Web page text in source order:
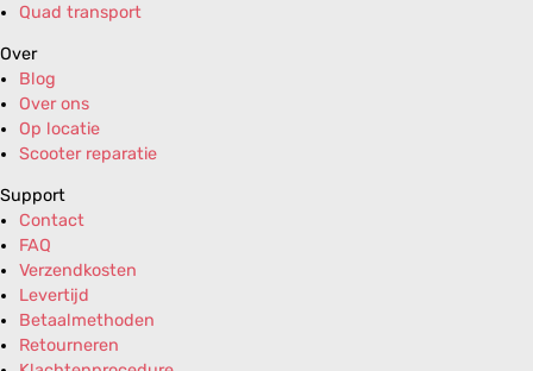
Quad transport
Over
Blog
Over ons
Op locatie
Scooter reparatie
Support
Contact
FAQ
Verzendkosten
Levertijd
Betaalmethoden
Retourneren